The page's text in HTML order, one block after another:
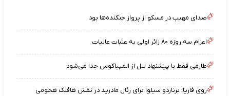
صدای مهیب در مسکو از پرواز جنگنده‌ها بود
اعزام سه روزه ۸۰ زائر اولی به عتبات عالیات
طارمی فقط با پیشنهاد لیل از المپیاکوس جدا می‌شود
روی فاریا: برناردو سیلوا برای رئال مادرید در نقش هافبک هجومی